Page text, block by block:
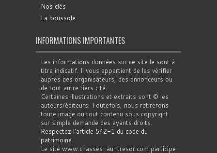
Nos clés
La boussole
INFORMATIONS IMPORTANTES
Les informations données sur ce site le sont à
titre indicatif. Il vous appartient de les vérifier
auprès des organisateurs, des annonceurs ou
de tout autre tiers cité.
Certaines illustrations et extraits sont © les
auteurs/éditeurs. Toutefois, nous retirerons
toute image ou tout contenu sous copyright
sur simple demande des ayants droits.
Respectez l'article 542-1 du code du
patrimoine.
Le site www.chasses-au-tresor.com participe